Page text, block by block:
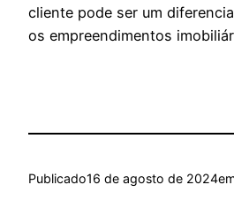
cliente pode ser um
os empreendimentos
Publicado16 de agosto de 2024